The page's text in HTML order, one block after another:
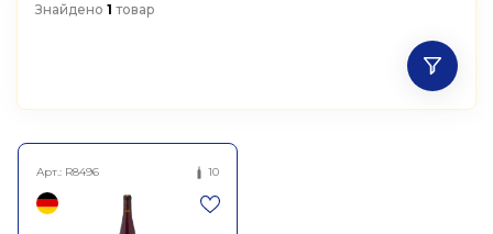
Знайдено 1 товар
Арт.: R8496 10